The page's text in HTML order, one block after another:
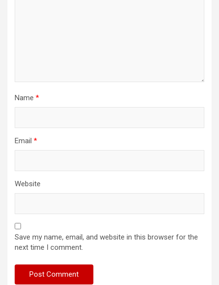
Name *
Email *
Website
Save my name, email, and website in this browser for the
next time I comment.